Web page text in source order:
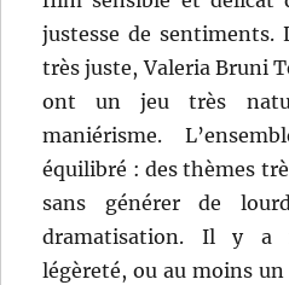
justesse de sentiments.
très juste, Valeria Bruni
ont un jeu très
maniérisme.
équilibré : des thèmes
sans générer de
dramatisation. Il y a
légèreté, ou au moins